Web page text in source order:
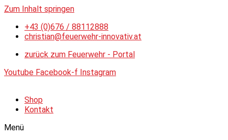
Zum Inhalt springen
+43 (0)676 / 88112888
christian@feuerwehr-innovativ.at
zurück zum Feuerwehr - Portal
Youtube Facebook-f Instagram
Shop
Kontakt
Menü